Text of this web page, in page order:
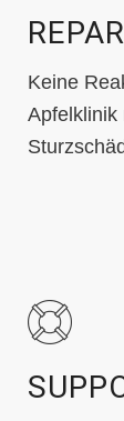
Keine
Apfelklinik